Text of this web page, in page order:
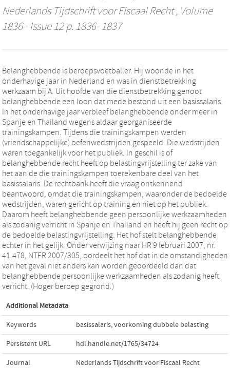
Nederlands Tijdschrift voor Fiscaal Recht, Volume
1836 - Issue 12 p. 1836- 1837
Belanghebbende is beroepsvoetballer. Hij woonde in het
onderhavige jaar in Nederland en was in dienstbetrekking
werkzaam bij A. Uit hoofde van die dienstbetrekking genoot
belanghebbende een loon dat mede bestond uit een basissalaris.
In het onderhavige jaar verbleef belanghebbende onder meer in
Spanje en Thailand wegens aldaar georganiseerde
trainingskampen. Tijdens die trainingskampen werden
(vriendschappelijke) oefenwedstrijden gespeeld. Die wedstrijden
waren toegankelijk voor het publiek. In geschil is of
belanghebbende recht heeft op belastingvrijstelling ter zake van
het aan de die trainingskampen toerekenbare deel van het
basissalaris. De rechtbank heeft die vraag ontkennend
beantwoord, omdat die trainingskampen, waaronder de bedoelde
wedstrijden, waren gericht op training en niet op het publiek.
Daarom heeft belanghebbende geen persoonlijke werkzaamheden
als zodanig verricht in Spanje en Thailand en heeft hij geen recht op
de bedoelde belastingvrijstelling. Het hof stelt belanghebbende
echter in het gelijk. Onder verwijzing naar HR 9 februari 2007, nr.
41.478, NTFR 2007/305, oordeelt het hof dat in de omstandigheden
van het geval niet anders kan worden geoordeeld dan dat
belanghebbende persoonlijke werkzaamheden als zodanig heeft
verricht. (Hoger beroep gegrond.)
Additional Metadata
Keywords basissalaris,voorkoming dubbele belasting
Persistent URL hdl.handle.net/1765/34724
Journal Nederlands Tijdschrift voor Fiscaal Recht